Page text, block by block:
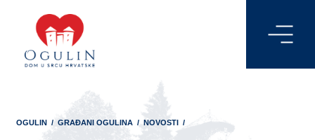
OGULIN / GRAĐANI OGULINA / NOVOSTI /